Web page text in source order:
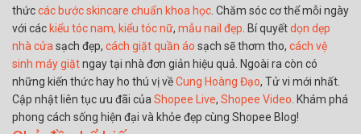
thứccác bước skincare chuẩn khoa học . Chăm sóc cơ thể mỗi ngày
với các kiểu tóc nam, kiểu tóc nữ, mẫu nail đẹp . Bí quyếtdọn dẹp
nhà cửa sạch đẹp, cách giặt quần áo sạch sẽ thơm tho, cách vệ
sinh máy giặtngay tại nhà đơn giản hiệu quả. Ngoài ra còn có
những kiến thức hay ho thú vị vềCung Hoàng Đạo, Tử vi mới nhất.
Cập nhật liên tục ưu đãi của Shopee Live, Shopee Video . Khám phá
phong cách sống hiện đại và khỏe đẹp cùng Shopee Blog!